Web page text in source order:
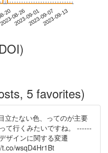
2008-26
2023-09-012023-09-072023-09-13
5 favorites)
立たない色、ってのが主要
て行くみたいですね。 ------
ザインに関する変遷
wsqD4Hr1Bt